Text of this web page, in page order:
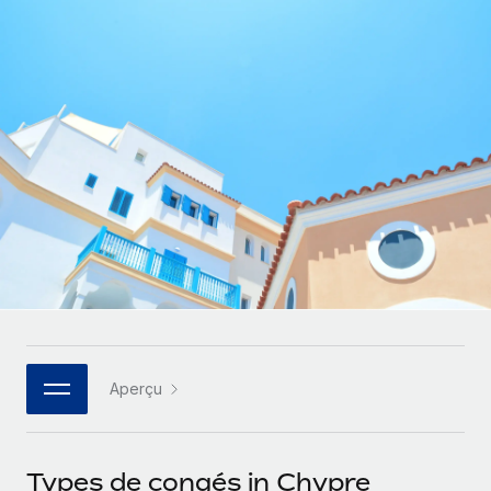
INFRASTRUCTURE
Intégration Remote
Intégrez vos RH aux flux de travail en toute simplicité
Plateforme
Des fonctions RH clés intégrées pour votre équipe
Connectez n'importe quel outil d’IA à Remote grâce à
notre MCP
Rationalisez vos processus avec des outils essentiels
CROISSANCE
Start-ups
Des solutions agiles et internationales pour les RH et la
paie des entreprises en pleine croissance
Entreprises intermédiaires
Développez vos équipes avec des solutions RH sur
mesure
Entreprise
Les RH à l’international pour les grandes entreprises
Partenaires stratégiques de la tech
paiement pour vos freelances internationaux
APPRENDRE AVEC REMOTE
Recherche et guides
Études de cas
Checklists et modèles
Descriptions de postes
Deutsch
Español
Português (Portugal)
日本語
한국어
Aperçu
Types de congés in Chypre